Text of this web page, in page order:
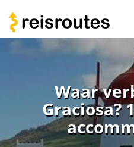
Waar
Graciosa?